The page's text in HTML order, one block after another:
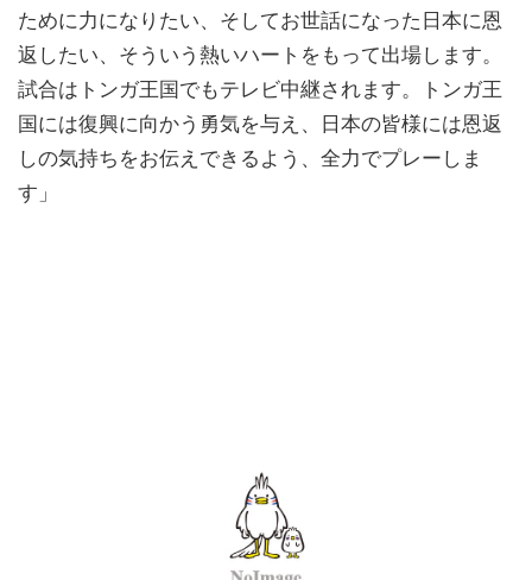
ために力になりたい、そしてお世話になった日本に恩
返したい、そういう熱いハートをもって出場します。
試合はトンガ王国でもテレビ中継されます。トンガ王
国には復興に向かう勇気を与え、日本の皆様には恩返
しの気持ちをお伝えできるよう、全力でプレーしま
す」